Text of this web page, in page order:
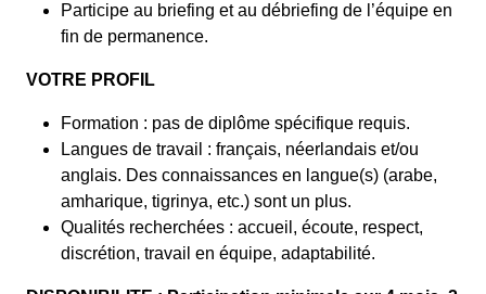
Participe au briefing et au débriefing de l’équipe en
fin de permanence.
VOTRE PROFIL
Formation : pas de diplôme spécifique requis.
Langues de travail : français, néerlandais et/ou
anglais. Des connaissances en langue(s) (arabe,
amharique, tigrinya, etc.) sont un plus.
Qualités recherchées : accueil, écoute, respect,
discrétion, travail en équipe, adaptabilité.